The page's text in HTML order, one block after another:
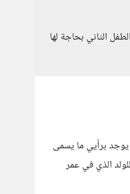
الثاني بحاجة لها
يوجد برأيي ما يسمى
بل ببساطة عندما ينفق الأهل 100 ألف لزواج البنت يضعوا 100 ألف للولد الذي في عمر